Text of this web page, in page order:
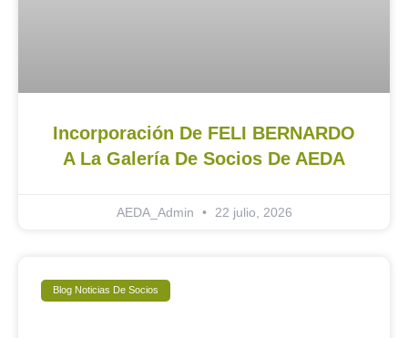
Incorporación De FELI BERNARDO
A La Galería De Socios De AEDA
AEDA_Admin 22 julio, 2026
Blog Noticias De Socios